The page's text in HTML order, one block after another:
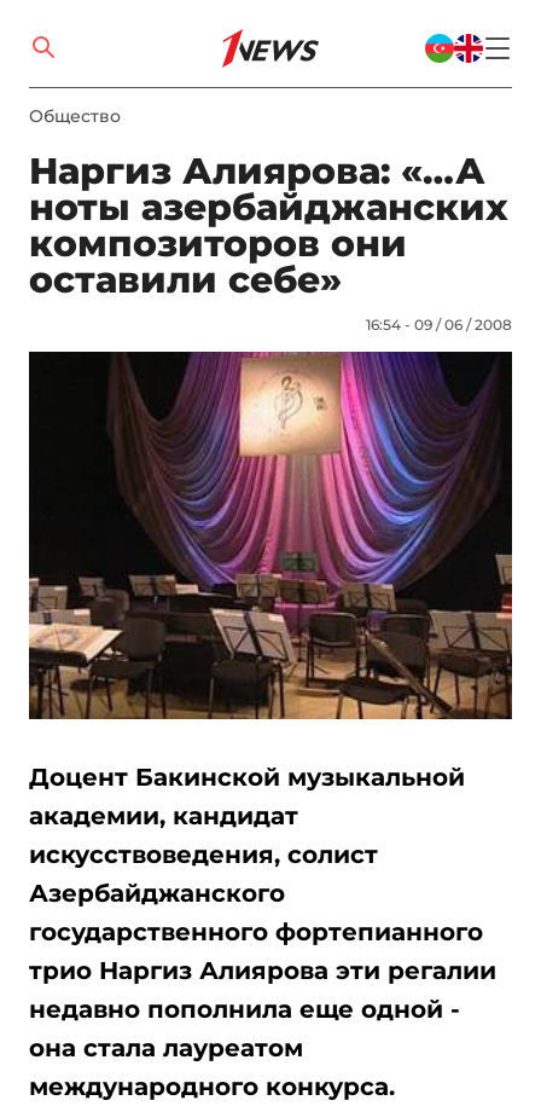
Общество
Наргиз Алиярова: «…А
ноты азербайджанских
композиторов они
оставили себе»
16:54 - 09 / 06 / 2008
Доцент Бакинской музыкальной
академии, кандидат
искусствоведения, солист
Азербайджанского
государственного фортепианного
трио Наргиз Алиярова эти регалии
недавно пополнила еще одной -
она стала лауреатом
международного конкурса.